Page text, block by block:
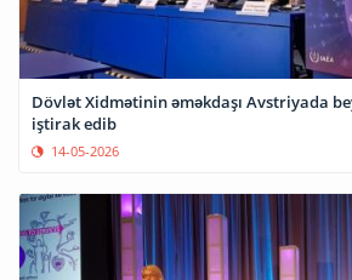
Dövlət Xidmətinin əməkdaşı Avstriyada
iştirak edib
14-05-2026